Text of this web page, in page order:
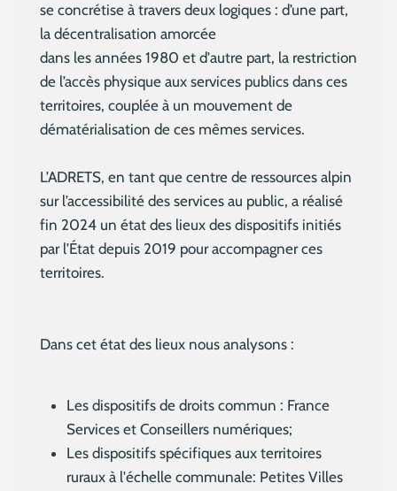
se concrétise à travers deux logiques : d’une part,
la décentralisation amorcée
dans les années 1980 et d'autre part, la restriction
de l’accès physique aux services publics dans ces
territoires, couplée à un mouvement de
dématérialisation de ces mêmes services.
L’ADRETS, en tant que centre de ressources alpin
sur l’accessibilité des services au public, a réalisé
fin 2024 un état des lieux des dispositifs initiés
par l’État depuis 2019 pour accompagner ces
territoires.
Dans cet état des lieux nous analysons :
Les dispositifs de droits commun : France
Services et Conseillers numériques;
Les dispositifs spécifiques aux territoires
ruraux à l'échelle communale: Petites Villes